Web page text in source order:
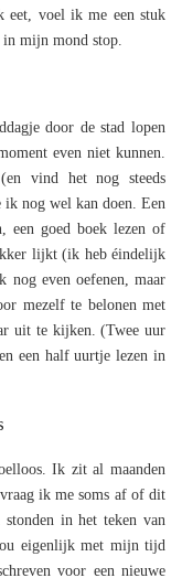
eet, voel ik me een stuk
in mijn mond stop.
door de stad lopen
even niet kunnen.
vind het nog steeds
ik nog wel kan doen. Een
een goed boek lezen of
lijkt (ik heb éindelijk
nog even oefenen, maar
mezelf te belonen met
uit te kijken. (Twee uur
een half uurtje lezen in
Ik zit al maanden
ik me soms af of dit
in het teken van
eigenlijk met mijn tijd
voor een nieuwe